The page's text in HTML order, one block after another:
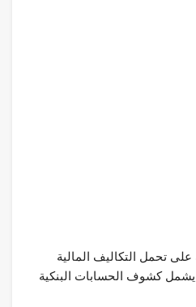
على تحمل التكاليف المالية
كشوف الحسابات البنكية